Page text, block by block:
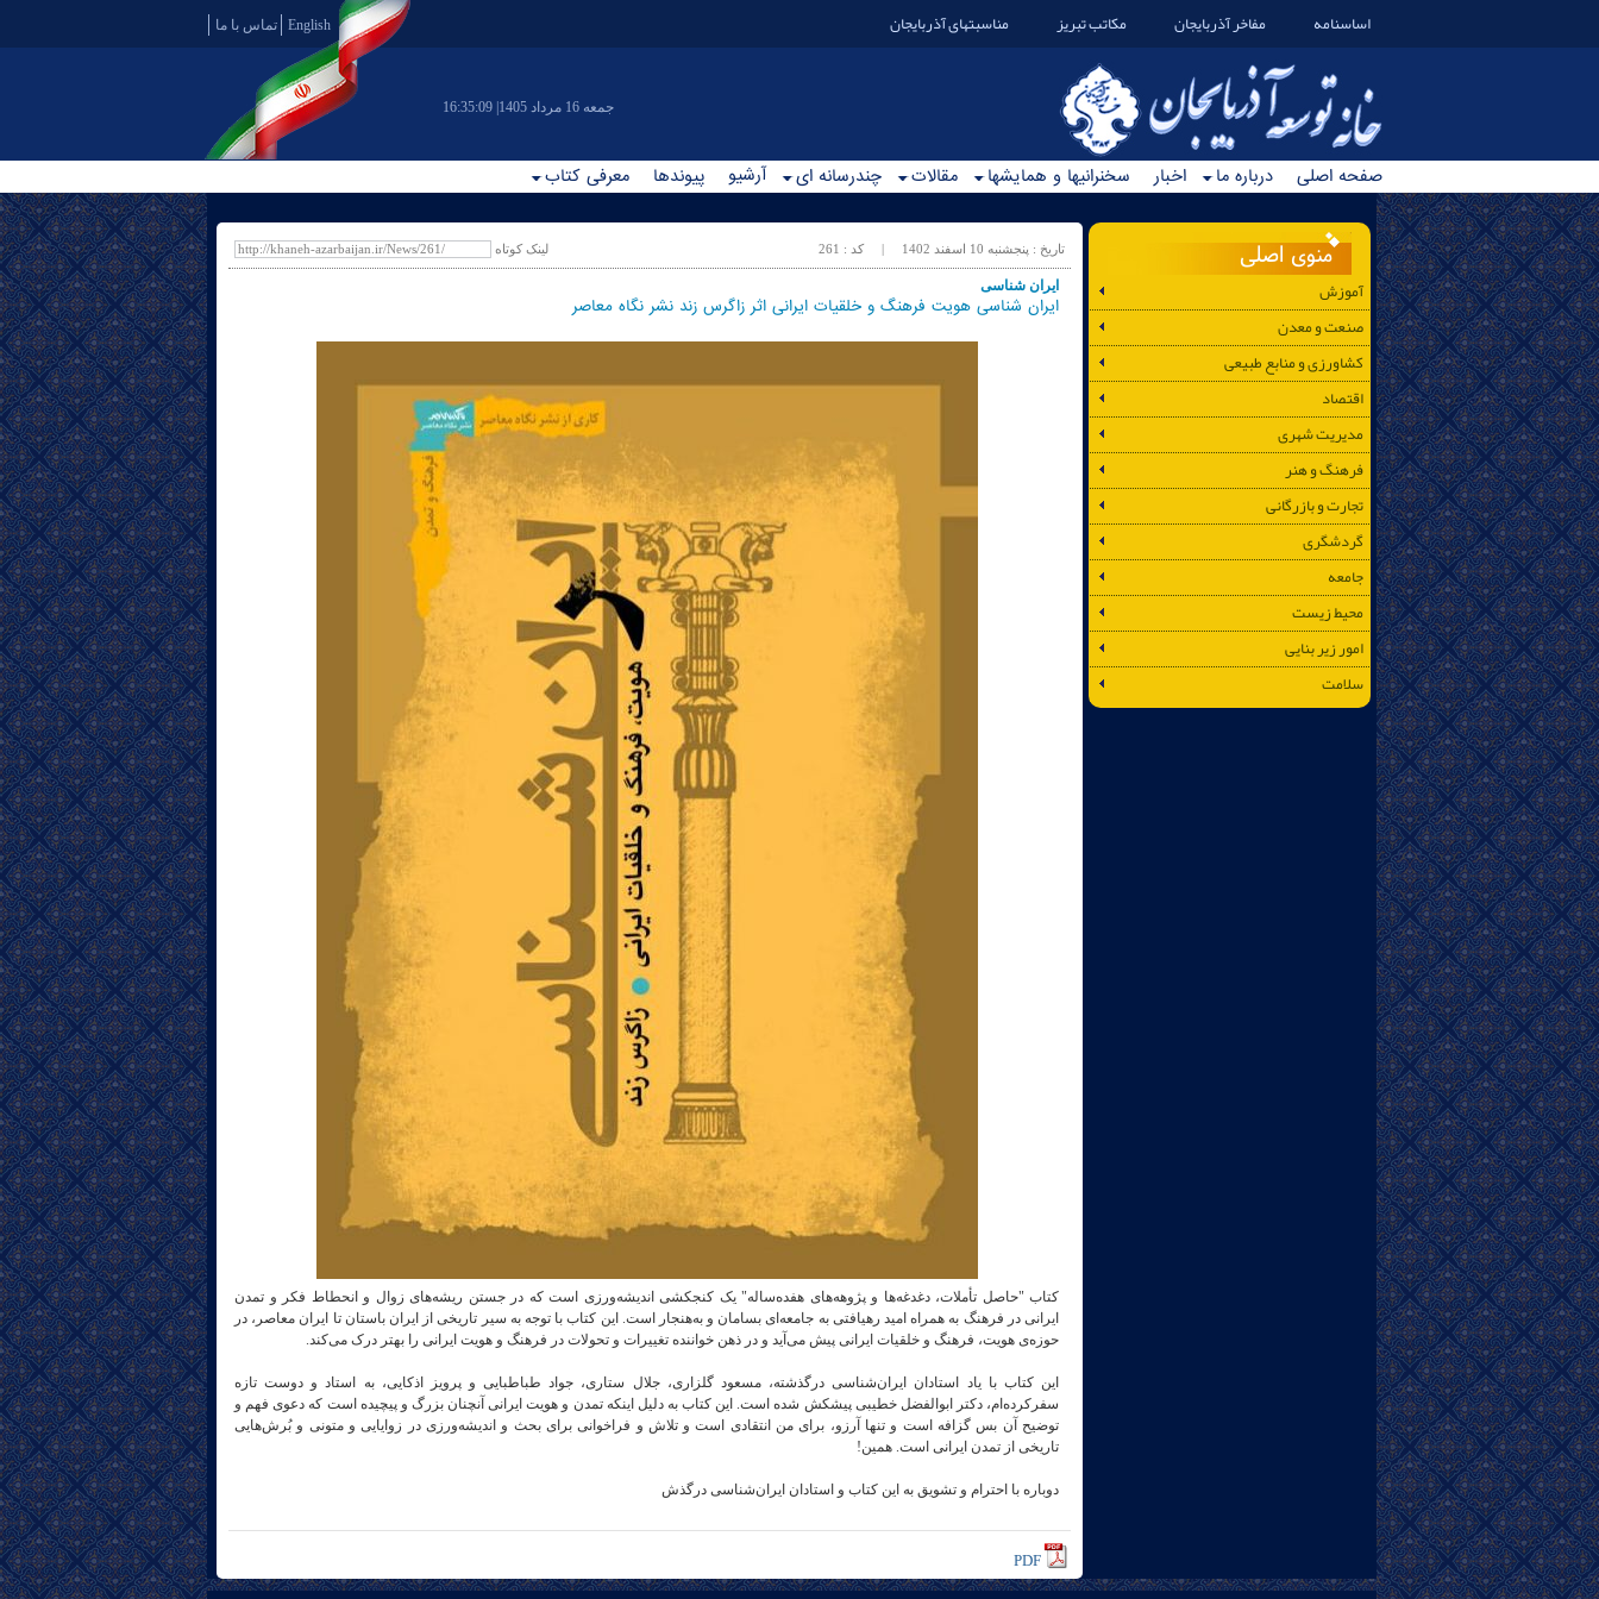
اساسنامه مفاخر آذربایجان مکاتب تبریز مناسبتهای آذربایجان English تماس با ما
16:35:09 |جمعه 16 مرداد 1405
صفحه اصلی درباره ما اخبار سخنرانیها و همایشها مقالات چندرسانه ای آرشیو پیوندها معرفی کتاب
منوی اصلی
آموزش
صنعت و معدن
کشاورزی و منابع طبیعی
اقتصاد
مدیریت شهری
فرهنگ و هنر
تجارت و بازرگانی
گردشگری
جامعه
محیط زیست
امور زیر بنایی
سلامت
تاریخ : پنجشنبه 10 اسفند 1402 | کد : 261 لینک کوتاه
ایران شناسی
ایران شناسی هویت فرهنگ و خلقیات ایرانی اثر زاگرس زند نشر نگاه معاصر
کتاب "حاصل تأملات، دغدغه‌ها و پژوهه‌های هفده‌ساله" یک کنجکشی اندیشه‌ورزی است که در جستن ریشه‌های زوال و انحطاط فکر و تمدن
ایرانی در فرهنگ به همراه امید رهیافتی به جامعه‌ای بسامان و به‌هنجار است. این کتاب با توجه به سیر تاریخی از ایران باستان تا ایران معاصر، در
حوزه‌ی هویت، فرهنگ و خلقیات ایرانی پیش می‌آید و در ذهن خواننده تغییرات و تحولات در فرهنگ و هویت ایرانی را بهتر درک می‌کند.
این کتاب با یاد استادان ایران‌شناسی درگذشته، مسعود گلزاری، جلال ستاری، جواد طباطبایی و پرویز اذکایی، به استاد و دوست تازه
سفرکرده‌ام، دکتر ابوالفضل خطیبی پیشکش شده است. این کتاب به دلیل اینکه تمدن و هویت ایرانی آنچنان بزرگ و پیچیده است که دعوی فهم و
توضیح آن بس گزافه است و تنها آرزو، برای من انتقادی است و تلاش و فراخوانی برای بحث و اندیشه‌ورزی در زوایایی و متونی و بُرش‌هایی
تاریخی از تمدن ایرانی است. همین!
دوباره با احترام و تشویق به این کتاب و استادان ایران‌شناسی درگذش
PDF